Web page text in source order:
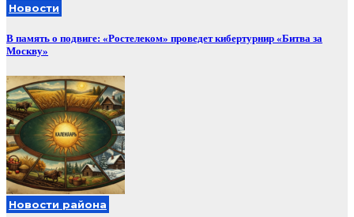
Новости
В память о подвиге: «Ростелеком» проведет кибертурнир «Битва за
Москву»
Новости района